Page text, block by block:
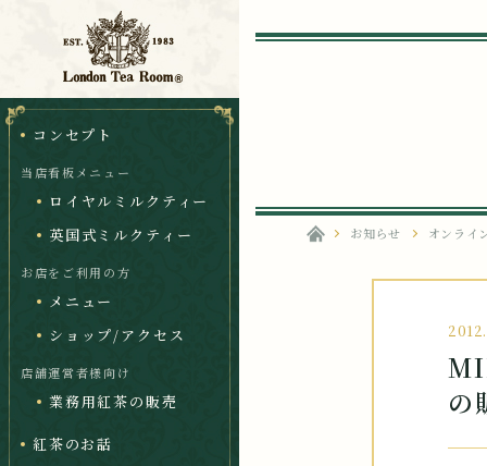
コンセプト
当店看板メニュー
ロイヤルミルクティー
英国式ミルクティー
お店をご利用の方
メニュー
ショップ/アクセス
店舗運営者様向け
業務用紅茶の販売
紅茶のお話
お知らせ オンライ
の